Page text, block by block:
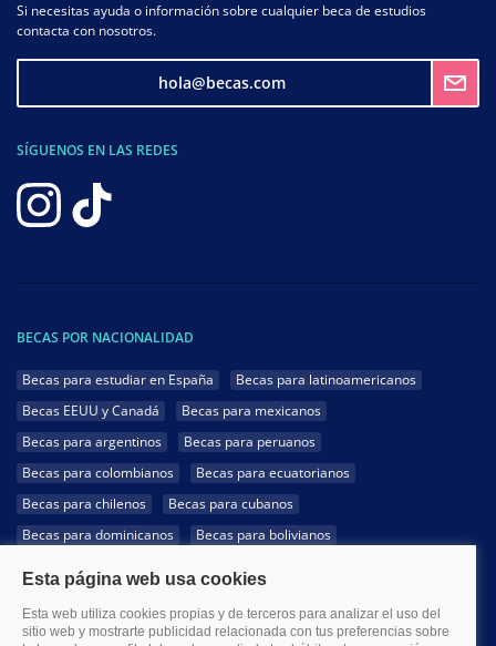
Si necesitas ayuda o información sobre cualquier beca de estudios
contacta con nosotros.
hola@becas.com
SÍGUENOS EN LAS REDES
BECAS POR NACIONALIDAD
Becas para estudiar en España
Becas para latinoamericanos
Becas EEUU y Canadá
Becas para mexicanos
Becas para argentinos
Becas para peruanos
Becas para colombianos
Becas para ecuatorianos
Becas para chilenos
Becas para cubanos
Becas para dominicanos
Becas para bolivianos
Becas para hondureños
Becas para paraguayos